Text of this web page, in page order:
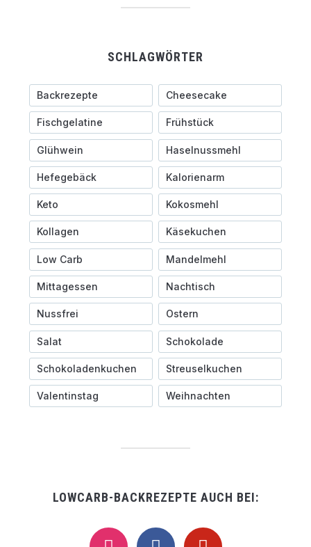
SCHLAGWÖRTER
Backrezepte Cheesecake
Fischgelatine Frühstück
Glühwein Haselnussmehl
Hefegebäck Kalorienarm
Keto Kokosmehl
Kollagen Käsekuchen
Low Carb Mandelmehl
Mittagessen Nachtisch
Nussfrei Ostern
Salat Schokolade
Schokoladenkuchen Streuselkuchen
Valentinstag Weihnachten
LOWCARB-BACKREZEPTE AUCH BEI:
instagramfacebookpinterest